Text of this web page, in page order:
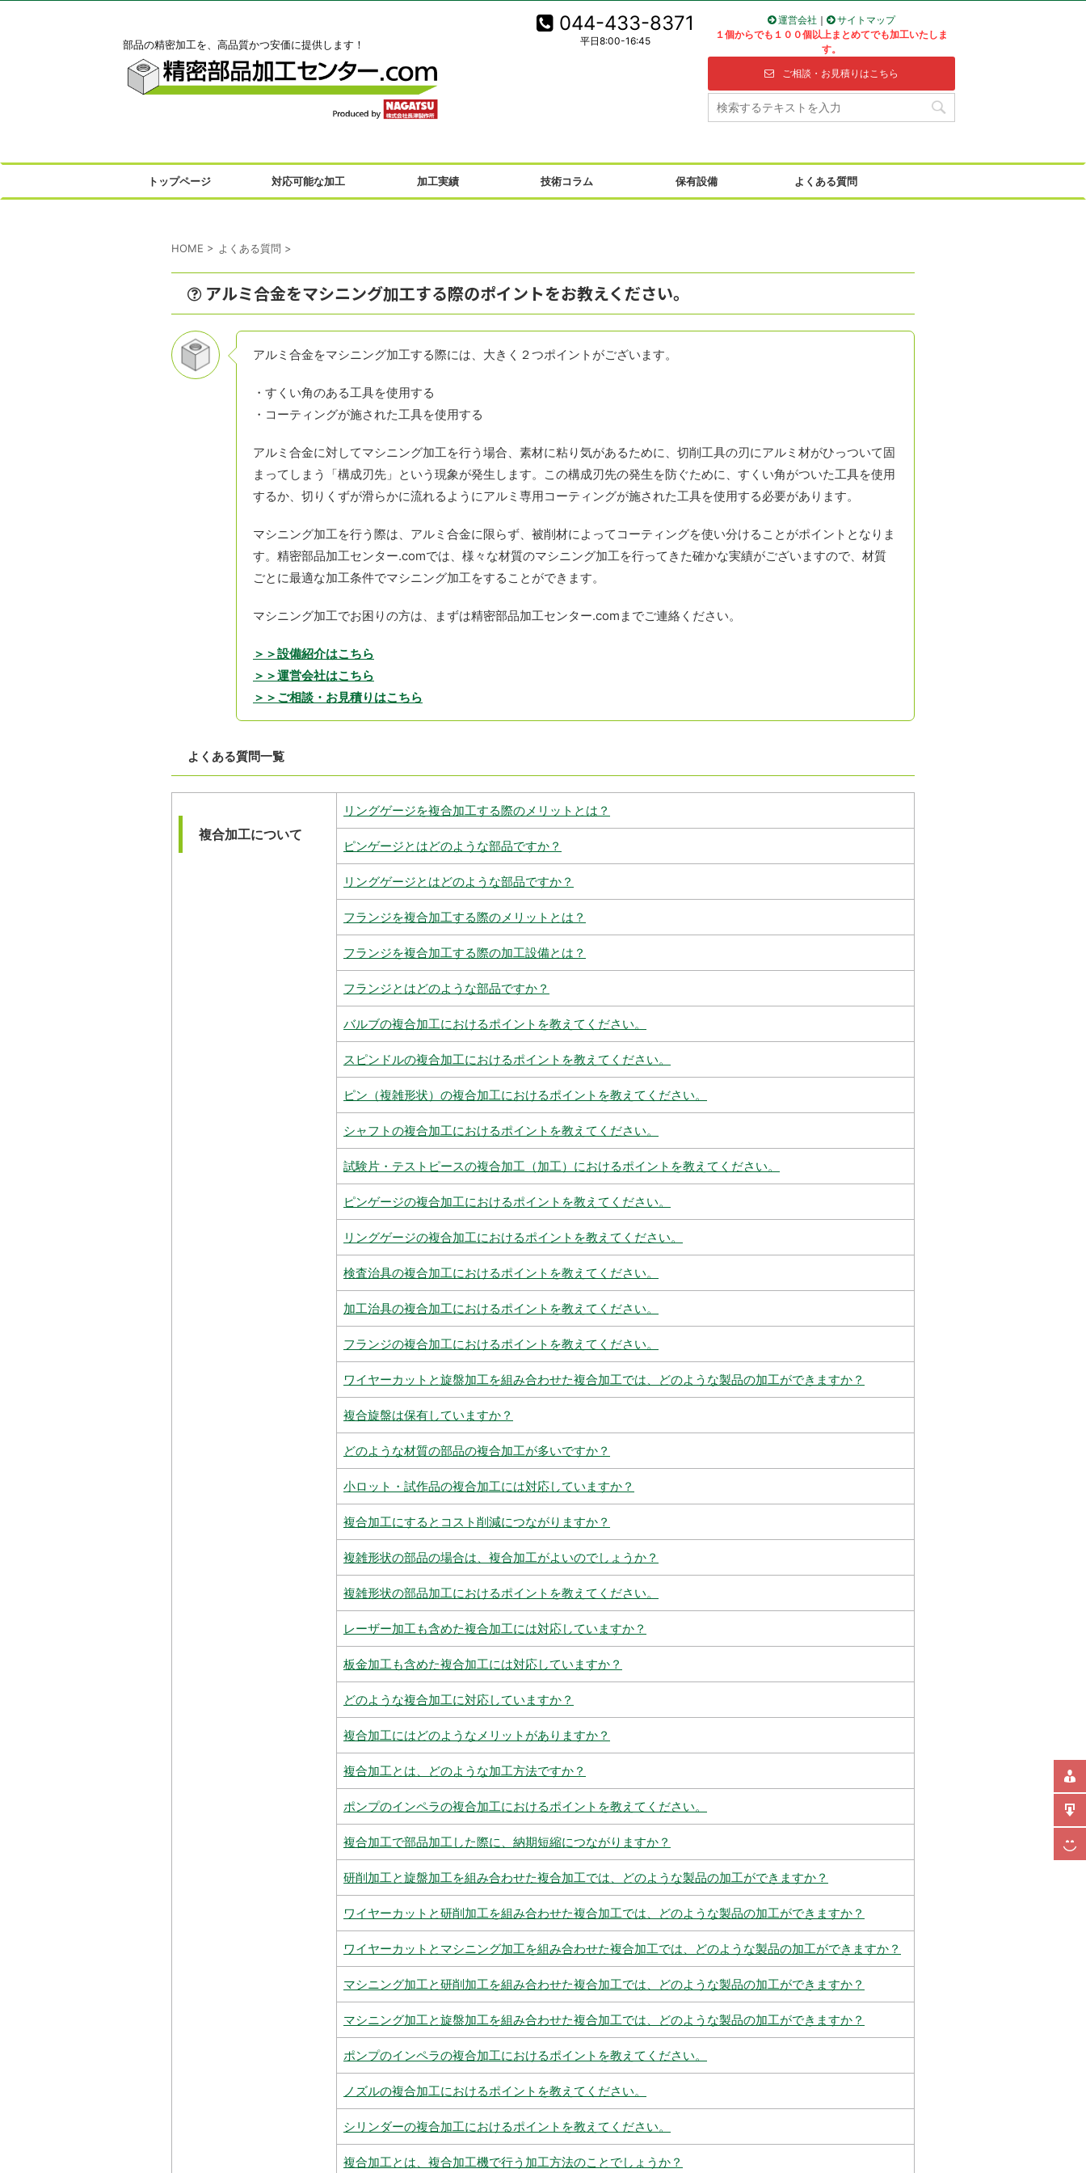
部品の精密加工を、高品質かつ安価に提供します！
044-433-8371
平日8:00-16:45
運営会社 ｜
サイトマップ
１個からでも１００個以上まとめてでも加工いたしま
す。
ご相談・お見積りはこちら
トップページ 対応可能な加工 加工実績 技術コラム 保有設備 よくある質問
HOME > よくある質問 >
アルミ合金をマシニング加工する際のポイントをお教えください。
アルミ合金をマシニング加工する際には、大きく２つポイントがございます。
・すくい角のある工具を使用する
・コーティングが施された工具を使用する
アルミ合金に対してマシニング加工を行う場合、素材に粘り気があるために、切削工具の刃にアルミ材がひっついて固
まってしまう「構成刃先」という現象が発生します。この構成刃先の発生を防ぐために、すくい角がついた工具を使用
するか、切りくずが滑らかに流れるようにアルミ専用コーティングが施された工具を使用する必要があります。
マシニング加工を行う際は、アルミ合金に限らず、被削材によってコーティングを使い分けることがポイントとなりま
す。精密部品加工センター.comでは、様々な材質のマシニング加工を行ってきた確かな実績がございますので、材質
ごとに最適な加工条件でマシニング加工をすることができます。
マシニング加工でお困りの方は、まずは精密部品加工センター.comまでご連絡ください。
＞＞設備紹介はこちら
＞＞運営会社はこちら
＞＞ご相談・お見積りはこちら
よくある質問一覧
複合加工について
リングゲージを複合加工する際のメリットとは？
ピンゲージとはどのような部品ですか？
リングゲージとはどのような部品ですか？
フランジを複合加工する際のメリットとは？
フランジを複合加工する際の加工設備とは？
フランジとはどのような部品ですか？
バルブの複合加工におけるポイントを教えてください。
スピンドルの複合加工におけるポイントを教えてください。
ピン（複雑形状）の複合加工におけるポイントを教えてください。
シャフトの複合加工におけるポイントを教えてください。
試験片・テストピースの複合加工（加工）におけるポイントを教えてください。
ピンゲージの複合加工におけるポイントを教えてください。
リングゲージの複合加工におけるポイントを教えてください。
検査治具の複合加工におけるポイントを教えてください。
加工治具の複合加工におけるポイントを教えてください。
フランジの複合加工におけるポイントを教えてください。
ワイヤーカットと旋盤加工を組み合わせた複合加工では、どのような製品の加工ができますか？
複合旋盤は保有していますか？
どのような材質の部品の複合加工が多いですか？
小ロット・試作品の複合加工には対応していますか？
複合加工にするとコスト削減につながりますか？
複雑形状の部品の場合は、複合加工がよいのでしょうか？
複雑形状の部品加工におけるポイントを教えてください。
レーザー加工も含めた複合加工には対応していますか？
板金加工も含めた複合加工には対応していますか？
どのような複合加工に対応していますか？
複合加工にはどのようなメリットがありますか？
複合加工とは、どのような加工方法ですか？
ポンプのインペラの複合加工におけるポイントを教えてください。
複合加工で部品加工した際に、納期短縮につながりますか？
研削加工と旋盤加工を組み合わせた複合加工では、どのような製品の加工ができますか？
ワイヤーカットと研削加工を組み合わせた複合加工では、どのような製品の加工ができますか？
ワイヤーカットとマシニング加工を組み合わせた複合加工では、どのような製品の加工ができますか？
マシニング加工と研削加工を組み合わせた複合加工では、どのような製品の加工ができますか？
マシニング加工と旋盤加工を組み合わせた複合加工では、どのような製品の加工ができますか？
ポンプのインペラの複合加工におけるポイントを教えてください。
ノズルの複合加工におけるポイントを教えてください。
シリンダーの複合加工におけるポイントを教えてください。
複合加工とは、複合加工機で行う加工方法のことでしょうか？